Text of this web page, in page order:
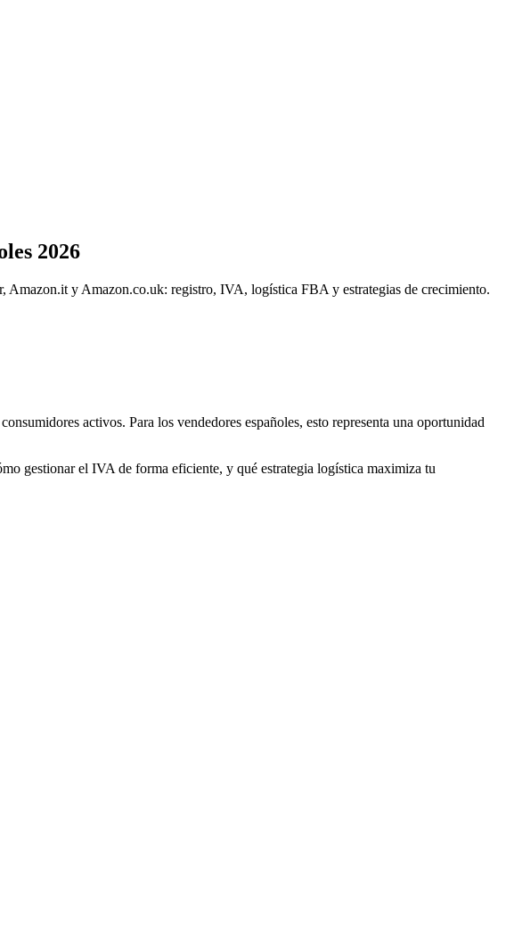
2026
Amazon.it y Amazon.co.uk: registro, IVA, logística FBA y estrategias de crecimiento.
activos. Para los vendedores españoles, esto representa una oportunidad
gestionar el IVA de forma eficiente, y qué estrategia logística maximiza tu